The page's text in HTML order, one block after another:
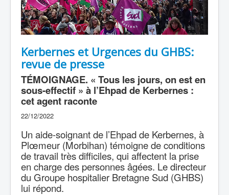
Présentation
Nos bureaux
Adhésion
Outils
Kerbernes et Urgences du GHBS:
revue de presse
TÉMOIGNAGE. « Tous les jours, on est en
sous-effectif » à l’Ehpad de Kerbernes :
cet agent raconte
22/12/2022
Un aide-soignant de l’Ehpad de Kerbernes, à
Plœmeur (Morbihan) témoigne de conditions
de travail très difficiles, qui affectent la prise
en charge des personnes âgées. Le directeur
du Groupe hospitalier Bretagne Sud (GHBS)
lui répond.